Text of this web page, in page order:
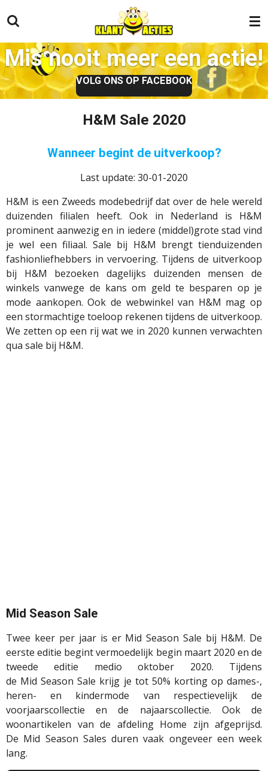
direct
naar
de
hoofdinhoud
Mis nooit meer een actie!
VOLG ONS OP FACEBOOK
H&M Sale 2020
Wanneer begint de uitverkoop?
Last update: 30-01-2020
H&M is een Zweeds modebedrijf dat over de hele wereld
duizenden filialen heeft. Ook in Nederland is H&M
prominent aanwezig en in iedere (middel)grote stad vind
je wel een filiaal. Sale bij H&M brengt tienduizenden
fashionliefhebbers in vervoering. Tijdens de uitverkoop
bij H&M bezoeken dagelijks duizenden mensen de
winkels vanwege de kans om geld te besparen op je
mode aankopen. Ook de webwinkel van H&M mag op
een stormachtige toeloop rekenen tijdens de uitverkoop.
We zetten op een rij wat we in 2020 kunnen verwachten
qua sale bij H&M.
Mid Season Sale
Twee keer per jaar is er Mid Season Sale bij H&M. De
eerste editie begint vermoedelijk begin maart 2020 en de
tweede editie medio oktober 2020. Tijdens
de Mid Season Sale krijg je tot 50% korting op dames-,
heren- en kindermode van respectievelijk de
voorjaarscollectie en de najaarscollectie. Ook de
woonartikelen van de afdeling Home zijn afgeprijsd.
De Mid Season Sales duren vaak ongeveer een week
lang.